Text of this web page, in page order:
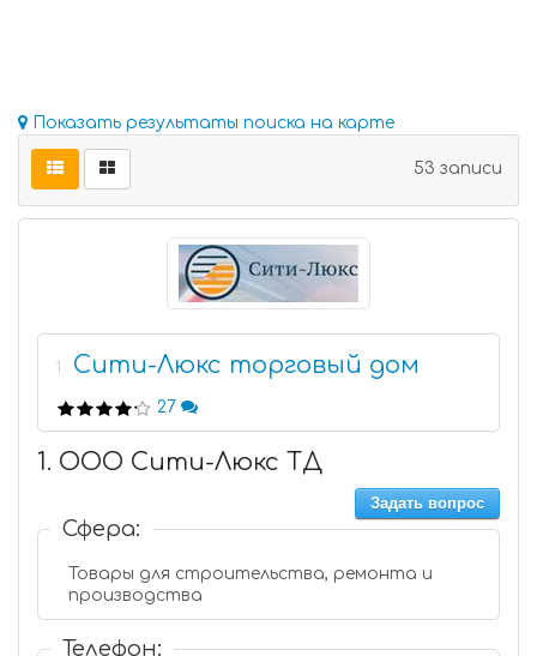
Показать результаты поиска на карте
53 записи
1 Сити-Люкс торговый дом
27
1. ООО Сити-Люкс ТД
Задать вопрос
Сфера:
Товары для строительства, ремонта и
производства
Телефон: